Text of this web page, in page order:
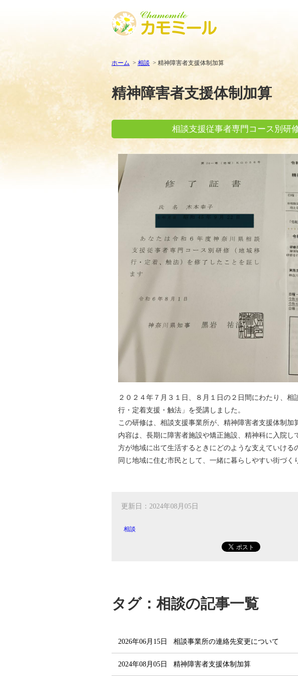
ホーム 相談 精神障害者支援体制加算
精神障害者支援体制加算
相談支援従事者専門コース別研
２０２４年７月３１日、８月１日の２日間にわたり、
行・定着支援・触法」を受講しました。
この研修は、相談支援事業所が、精神障害者支援体制加
内容は、長期に障害者施設や矯正施設、精神科に入院し
方が地域に出て生活するときにどのような支えていける
同じ地域に住む市民として、一緒に暮らしやすい街づく
更新日：2024年08月05日
相談
タグ：相談の記事一覧
2026年06月15日 相談事業所の連絡先変更について
2024年08月05日 精神障害者支援体制加算